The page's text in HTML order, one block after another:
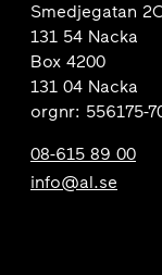
Smedjegatan
131 54 Nacka
Box 4200
131 04 Nacka
orgnr: 556175-
08-615 89 00
info@al.se